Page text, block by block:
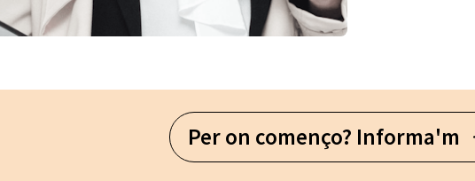
Per on començo? Informa'm